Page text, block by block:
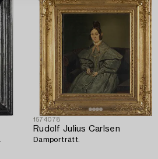
1574078
Rudolf Julius Carlsen
Damporträtt.